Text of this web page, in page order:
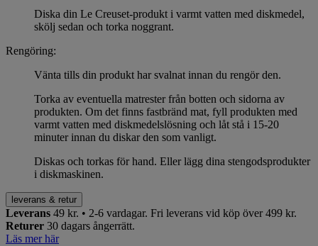
Diska din Le Creuset-produkt i varmt vatten med diskmedel,
skölj sedan och torka noggrant.
Rengöring:
Vänta tills din produkt har svalnat innan du rengör den.
Torka av eventuella matrester från botten och sidorna av
produkten. Om det finns fastbränd mat, fyll produkten med
varmt vatten med diskmedelslösning och låt stå i 15-20
minuter innan du diskar den som vanligt.
Diskas och torkas för hand. Eller lägg dina stengodsprodukter
i diskmaskinen.
leverans & retur
Leverans 49 kr. • 2-6 vardagar. Fri leverans vid köp över 499 kr.
Returer 30 dagars ångerrätt.
Läs mer här